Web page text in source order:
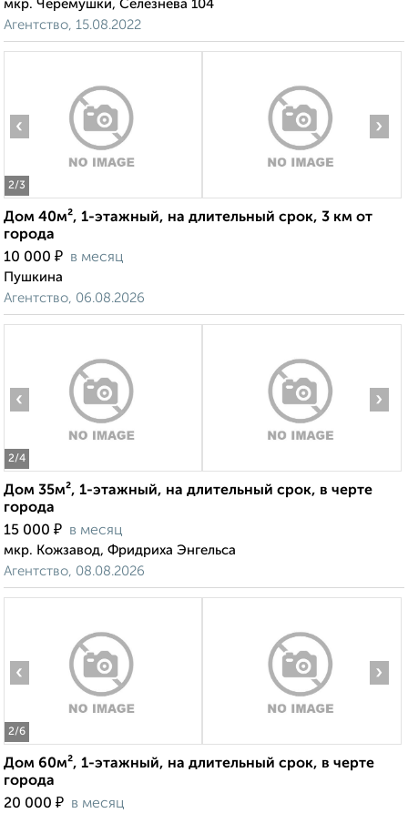
мкр. Черёмушки, Селезнёва 104
Агентство, 15.08.2022
2/3
‹ ›
Дом 40м², 1-этажный, на длительный срок, 3 км от
города
10 000 ₽ в месяц
Пушкина
Агентство, 06.08.2026
2/4
‹ ›
Дом 35м², 1-этажный, на длительный срок, в черте
города
15 000 ₽ в месяц
мкр. Кожзавод, Фридриха Энгельса
Агентство, 08.08.2026
2/6
‹ ›
Дом 60м², 1-этажный, на длительный срок, в черте
города
20 000 ₽ в месяц